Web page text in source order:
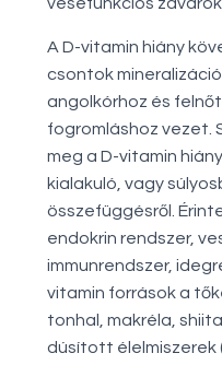
A D-vitamin hiány
csontok
angolkórhoz és
fogromláshoz vezet.
meg a D-vitamin
kialakuló, vagy
összefüggésről.
endokrin rendszer,
immunrendszer,
vitamin források a
tonhal, makréla,
dúsított élelmiszerek